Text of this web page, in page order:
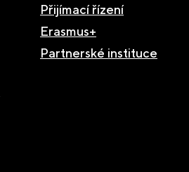
Přijímací řízení
Erasmus+
Partnerské instituce